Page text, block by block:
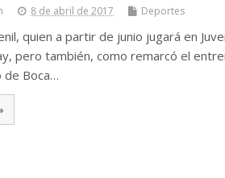
8 de abril de 2017 Deportes
quien a partir de junio jugará en
pero también, como remarcó el
de Boca…